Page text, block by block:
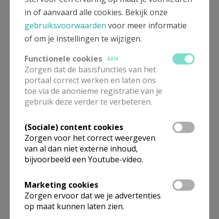
valt weg als de pastoor belet is. Er komt
geen vervangende gebedsdienst omwille
van de zondagsgemeenschap.
De zangkoren van de verschillende
lokale gemeenschappen komen volgens
een beurtrol in de zondagsgemeenschap
Witte Donderdag, Goede Vrijdag,
Paaswake, Paaszondag, Hemelvaart van
de Heer, Pinksteren, Tenhemelopneming
Onthaal
in of aanvaard alle cookies. Bekijk onze
gebruiksvoorwaarden voor meer informatie
of om je instellingen te wijzigen.
Functionele cookies
AAN
Zorgen dat de basisfuncties van het
portaal correct werken en laten ons
toe via de anonieme registratie van je
gebruik deze verder te verbeteren.
(Sociale) content cookies
Zorgen voor het correct weergeven
van al dan niet externe inhoud,
bijvoorbeeld een Youtube-video.
Marketing cookies
Zorgen ervoor dat we je advertenties
op maat kunnen laten zien.